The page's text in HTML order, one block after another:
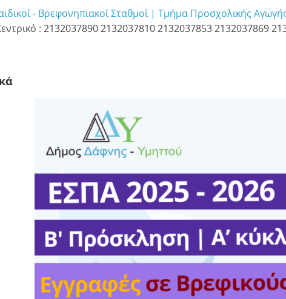
- Βρεφονηπιακοί Σταθμοί | Τμήμα Προσχολικής
: 2132037890 2132037810 2132037853 2132037869